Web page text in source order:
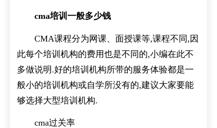
cma培训一般多少钱
CMA课程分为网课、面授课等,课程不同,因
此每个培训机构的费用也是不同的,小编在此不
多做说明.好的培训机构所带的服务体验都是一
般小的培训机构或自学所没有的,建议大家要能
够选择大型培训机构.
cma过关率